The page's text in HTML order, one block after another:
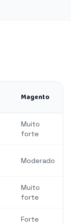
Magento
Muito
forte
Moderado
Muito
forte
Forte